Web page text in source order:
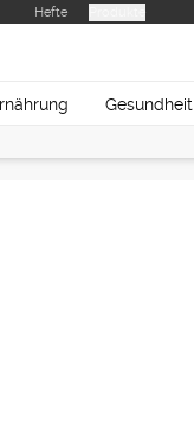
Hefte
Gesundheit